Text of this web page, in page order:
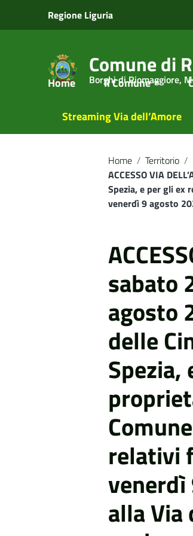
Vai ai contenuti
Vai al menu di navigazione
Regione Liguria
Comune di
Borghi di Riomaggiore,
Home Il Comune
Streaming Via dell’Amore
Home / Territorio /
ACCESSO VIA
Spezia, e per gli ex
venerdì 9 agosto
sabato
agosto
delle
Spezia,
relativi
venerdì
alla Via